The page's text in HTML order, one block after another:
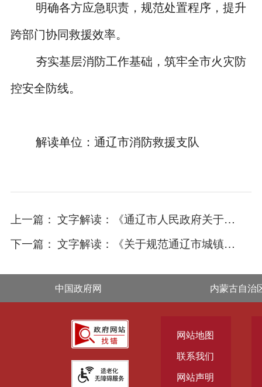
明确各方应急职责，规范处置程序，提升
跨部门协同救援效率。
夯实基层消防工作基础，筑牢全市火灾防
控安全防线。
解读单位： 通辽市消防救援支队
上一篇：
文字解读：《通辽市人民政府关于修改、废止和宣布失效部分文件的通知》
下一篇：
文字解读：《关于规范通辽市城镇户外广告牌匾设施管理的实施意见》
中国政府网 内蒙古自治
网站地图
联系我们
网站声明